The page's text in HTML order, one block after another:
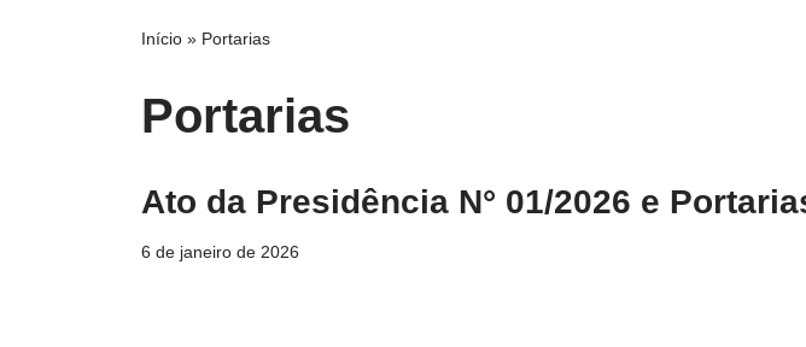
Início » Portarias
Portarias
Ato da Presidência N° 01/2026 e
6 de janeiro de 2026